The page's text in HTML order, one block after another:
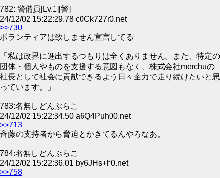
782: 警備員[Lv.1][警]
24/12/02 15:22:29.78 c0Ck727r0.net
>>730
ボランティアは致しません宣言してる
「私は政界に進出するつもりは全くありません。また、特定の
団体・個人やものを支援する意図もなく、株式会社merchuの
社長として社会に貢献できるよう日々全力で走り続けたいと思
っています。」
783:名無しどんぶらこ
24/12/02 15:22:34.50 a6Q4Puh00.net
>>713
斉藤の支持者から脅迫とかきてるんやろなあ。
784:名無しどんぶらこ
24/12/02 15:22:36.01 by6JHs+h0.net
>>758